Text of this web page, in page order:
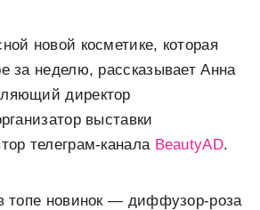
новой косметике, которая
за неделю, рассказывает Анна
директор
выставки
телеграм-канала BeautyAD.
топе новинок — диффузор-роза